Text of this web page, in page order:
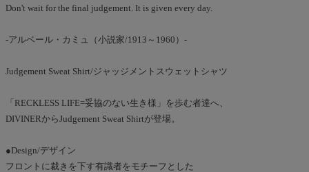
Don't wait for the final judgement. It is given every day.
-アルベール・カミュ（小説家/1913～1960）-
Judgement Sweat Shirt/ジャッジメントスウェットシャツ
「RECKLESS LIFE=妥協のない生き様」を歩む者達へ、
DIVINERからJudgement Sweat Shirtが登場。
●Design/デザイン
フロントに裁きを下す有識者をモチーフとした